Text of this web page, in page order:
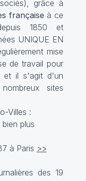
grâce à
française à ce
1850 et
UNIQUE EN
mise
de travail pour
et il s'agit d'un
sites
à Paris >>
des 19